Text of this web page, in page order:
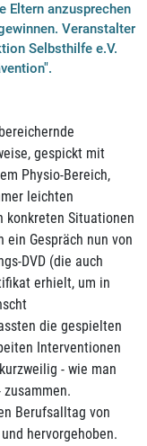
Eltern anzusprechen
Veranstalter
Selbsthilfe e.V.
gespickt mit
Physio-Bereich,
leichten
konkreten Situationen
Gespräch nun von
DVD (die auch
erhielt, um in
die gespielten
Interventionen
- wie man
Berufsalltag von
hervorgehoben.